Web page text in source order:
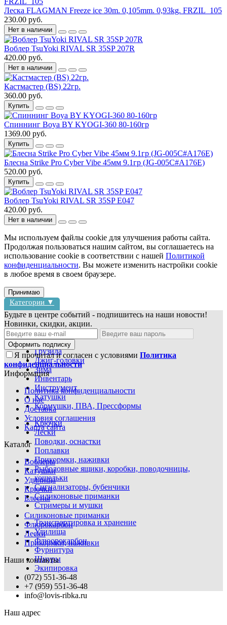
Леска FLAGMAN Freeze ice 30m. 0,105mm. 0,93kg. FRZIL_105
230.00 руб.
Нет в наличии
Воблер TsuYoki RIVAL SR 35SP 207R
420.00 руб.
Нет в наличии
Кастмастер (BS) 22гр.
360.00 руб.
Купить
Спиннинг Boya BY KYOGI-360 80-160гр
1369.00 руб.
Купить
Блесна Strike Pro Cyber Vibe 45мм 9.1гр (JG-005C#A176E)
520.00 руб.
Купить
Воблер TsuYoki RIVAL SR 35SP E047
420.00 руб.
Нет в наличии
Мы используем файлы cookie для улучшения работы сайта.
Продолжая пользоваться нашим сайтом, вы соглашаетесь на
использование cookie в соответствии с нашей Политикой
конфиденциальности. Вы можете изменить настройки cookie
в любое время в своем браузере.
Принимаю
Категории ▼
Блесны
Воблеры
Грузила
Джиг-головки
Зима
Инвентарь
Инструмент
Катушки
Кормушки, ПВА, Прессформы
Крючки
Лески
Поводки, оснастки
Поплавки
Прикормки, наживки
Рыболовные ящики, коробки, поводочницы,
кошельки
Сигнализаторы, бубенчики
Силиконовые приманки
Стримеры и мушки
Транспортировка и хранение
Удилища
Флюорокарбон
Фурнитура
Шнуры
Экипировка
Будьте в центре событий - подпишитесь на наши новости!
Новинки, скидки, акции.
Оформить подписку
Я прочитал и согласен с условиями Политика
конфиденциальности
Информация
Политика конфиденциальности
О нас
Доставка
Условия соглашения
Карта сайта
Каталог
Воблеры
Катушки
Удилища
Крючки
Блесны
Силиконовые приманки
Флюрокарбон
Лески
Прикормки, наживки
Наши контакты
(072) 551-36-48
+7 (959) 551-36-48
info@lovis-ribka.ru
Наш адрес